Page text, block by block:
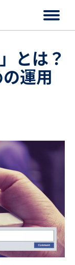
とは？
運用